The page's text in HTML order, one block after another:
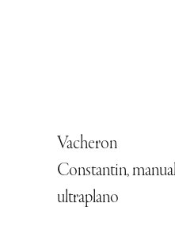
Vacheron
Constantin,
ultraplano